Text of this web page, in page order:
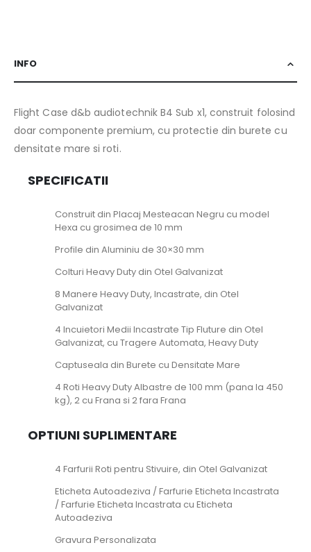
INFO
Flight Case d&b audiotechnik B4 Sub x1, construit folosind
doar componente premium, cu protectie din burete cu
densitate mare si roti.
SPECIFICATII
Construit din Placaj Mesteacan Negru cu model
Hexa cu grosimea de 10 mm
Profile din Aluminiu de 30×30 mm
Colturi Heavy Duty din Otel Galvanizat
8 Manere Heavy Duty, Incastrate, din Otel
Galvanizat
4 Incuietori Medii Incastrate Tip Fluture din Otel
Galvanizat, cu Tragere Automata, Heavy Duty
Captuseala din Burete cu Densitate Mare
4 Roti Heavy Duty Albastre de 100 mm (pana la 450
kg), 2 cu Frana si 2 fara Frana
OPTIUNI SUPLIMENTARE
4 Farfurii Roti pentru Stivuire, din Otel Galvanizat
Eticheta Autoadeziva / Farfurie Eticheta Incastrata
/ Farfurie Eticheta Incastrata cu Eticheta
Autoadeziva
Gravura Personalizata